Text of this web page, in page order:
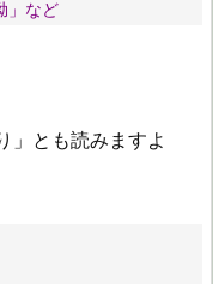
」など
」とも読みますよ